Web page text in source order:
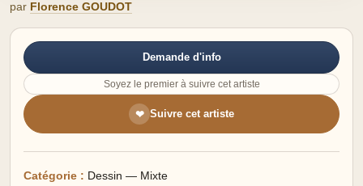
par Florence GOUDOT
Demande d'info
Soyez le premier à suivre cet artiste
❤ Suivre cet artiste
Catégorie : Dessin — Mixte